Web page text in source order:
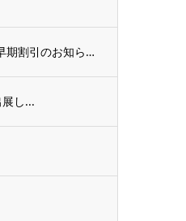
「スウェデンティスト認定講習会2025」東大伊藤ホールにて開催決定【早期割引のお知らせ...
し...